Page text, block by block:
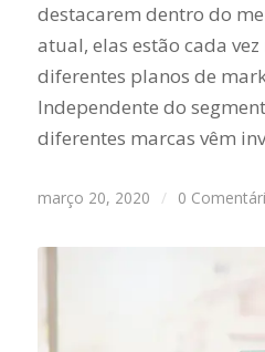
destacarem dentro do
atual, elas estão cada
diferentes planos de
Independente do
diferentes marcas vêm
março 20, 2020 / 0